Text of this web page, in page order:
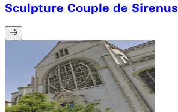
Sculpture Couple de Sirenus